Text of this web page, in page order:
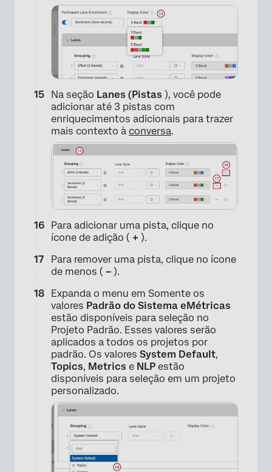
×
Na seção Lanes (Pistas ), você pode
adicionar até 3 pistas com
enriquecimentos adicionais para trazer
mais contexto à conversa.
Para adicionar uma pista, clique no
ícone de adição ( + ).
Para remover uma pista, clique no ícone
de menos ( – ).
Expanda o menu em Somente os
valores Padrão do Sistema e Métricas
estão disponíveis para seleção no
Projeto Padrão. Esses valores serão
aplicados a todos os projetos por
padrão. Os valores System Default,
Topics, Metrics e NLP estão
disponíveis para seleção em um projeto
personalizado.